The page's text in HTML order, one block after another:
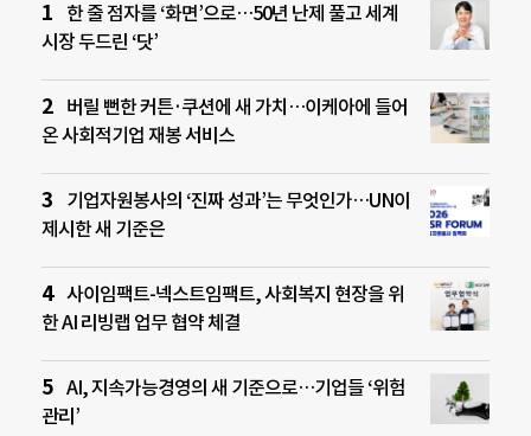
한 줄 점자를 ‘화면’으로…50년 난제 풀고 세계
시장 두드린 ‘닷’
버릴 뻔한 커튼·쿠션에 새 가치…이케아에 들어
온 사회적기업 재봉 서비스
기업자원봉사의 ‘진짜 성과’는 무엇인가…UN이
제시한 새 기준은
사이임팩트-넥스트임팩트, 사회복지 현장을 위
한 AI 리빙랩 업무 협약 체결
AI, 지속가능경영의 새 기준으로…기업들 ‘위험
관리’